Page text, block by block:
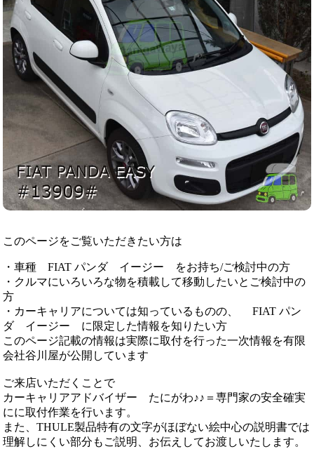
このページをご覧いただきたい方は
・車種 FIAT パンダ イージー をお持ち/ご検討中の方
・クルマにいろいろな物を積載して移動したいとご検討中の
方
・カーキャリアについては知っているものの、 FIAT パン
ダ イージー に限定した情報を知りたい方
このページ記載の情報は実際に取付を行った一次情報を有限
会社谷川屋が公開しています
ご来店いただくことで
カーキャリアアドバイザー たにがわ♪♪＝専門家の安全確実
にに取付作業を行います。
また、THULE製品特有の文字がほぼない絵中心の説明書では
理解しにくい部分もご説明、お伝えしてお渡しいたします。